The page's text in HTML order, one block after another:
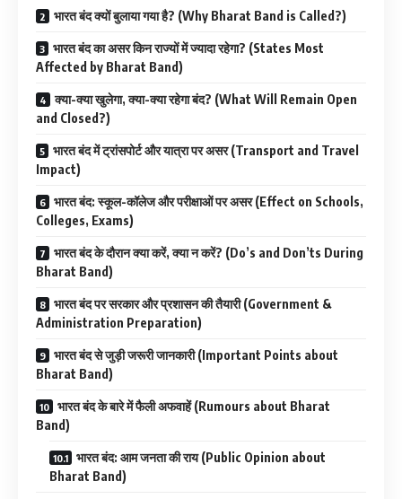
भारत बंद क्यों बुलाया गया है? (Why Bharat Band is Called?)
भारत बंद का असर किन राज्यों में ज्यादा रहेगा? (States Most
Affected by Bharat Band)
क्या-क्या खुलेगा, क्या-क्या रहेगा बंद? (What Will Remain Open
and Closed?)
भारत बंद में ट्रांसपोर्ट और यात्रा पर असर (Transport and Travel
Impact)
भारत बंद: स्कूल-कॉलेज और परीक्षाओं पर असर (Effect on Schools,
Colleges, Exams)
भारत बंद के दौरान क्या करें, क्या न करें? (Do’s and Don’ts During
Bharat Band)
भारत बंद पर सरकार और प्रशासन की तैयारी (Government &
Administration Preparation)
भारत बंद से जुड़ी जरूरी जानकारी (Important Points about
Bharat Band)
भारत बंद के बारे में फैली अफवाहें (Rumours about Bharat
Band)
भारत बंद: आम जनता की राय (Public Opinion about
Bharat Band)